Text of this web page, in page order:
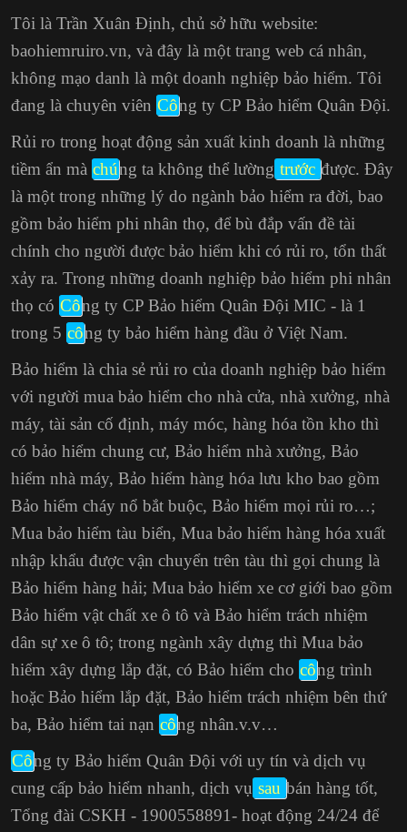
Tôi là Trần Xuân Định, chủ sở hữu website:
baohiemruiro.vn, và đây là một trang web cá nhân,
không mạo danh là một doanh nghiệp bảo hiểm. Tôi
đang là chuyên viên Công ty CP Bảo hiểm Quân Đội.
Rủi ro trong hoạt động sản xuất kinh doanh là những
tiềm ẩn mà chúng ta không thể lường trước được. Đây
là một trong những lý do ngành bảo hiểm ra đời, bao
gồm bảo hiểm phi nhân thọ, để bù đắp vấn đề tài
chính cho người được bảo hiểm khi có rủi ro, tổn thất
xảy ra. Trong những doanh nghiệp bảo hiểm phi nhân
thọ có Công ty CP Bảo hiểm Quân Đội MIC - là 1
trong 5 công ty bảo hiểm hàng đầu ở Việt Nam.
Bảo hiểm là chia sẻ rủi ro của doanh nghiệp bảo hiểm
với người mua bảo hiểm cho nhà cửa, nhà xưởng, nhà
máy, tài sản cố định, máy móc, hàng hóa tồn kho thì
có bảo hiểm chung cư, Bảo hiểm nhà xưởng, Bảo
hiểm nhà máy, Bảo hiểm hàng hóa lưu kho bao gồm
Bảo hiểm cháy nổ bắt buộc, Bảo hiểm mọi rủi ro…;
Mua bảo hiểm tàu biển, Mua bảo hiểm hàng hóa xuất
nhập khẩu được vận chuyển trên tàu thì gọi chung là
Bảo hiểm hàng hải; Mua bảo hiểm xe cơ giới bao gồm
Bảo hiểm vật chất xe ô tô và Bảo hiểm trách nhiệm
dân sự xe ô tô; trong ngành xây dựng thì Mua bảo
hiểm xây dựng lắp đặt, có Bảo hiểm cho công trình
hoặc Bảo hiểm lắp đặt, Bảo hiểm trách nhiệm bên thứ
ba, Bảo hiểm tai nạn công nhân.v.v…
Công ty Bảo hiểm Quân Đội với uy tín và dịch vụ
cung cấp bảo hiểm nhanh, dịch vụ sau bán hàng tốt,
Tổng đài CSKH - 1900558891- hoạt động 24/24 để